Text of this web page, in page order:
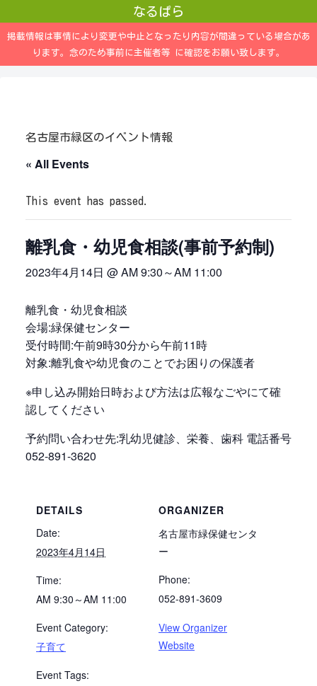
なるぱら
掲載情報は事情により変更や中止となったり内容が間違っている場合があ
ります。念のため事前に主催者等 に確認をお願い致します。
名古屋市緑区のイベント情報
« All Events
This event has passed.
離乳食・幼児食相談(事前予約制)
2023年4月14日 @ AM 9:30～AM 11:00
離乳食・幼児食相談
会場:緑保健センター
受付時間:午前9時30分から午前11時
対象:離乳食や幼児食のことでお困りの保護者
※申し込み開始日時および方法は広報なごやにて確
認してください
予約問い合わせ先:乳幼児健診、栄養、歯科 電話番号
052-891-3620
DETAILS
Date:
2023年4月14日
Time:
AM 9:30～AM 11:00
Event Category:
子育て
Event Tags:
ORGANIZER
名古屋市緑保健センタ
ー
Phone:
052-891-3609
View Organizer
Website